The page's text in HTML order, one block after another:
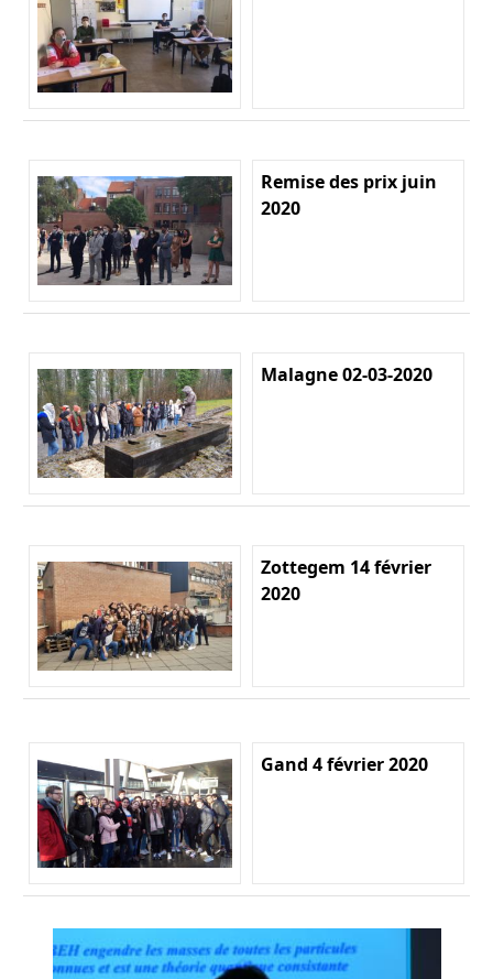
Remise des prix juin
2020
Malagne 02-03-2020
Zottegem 14 février
2020
Gand 4 février 2020